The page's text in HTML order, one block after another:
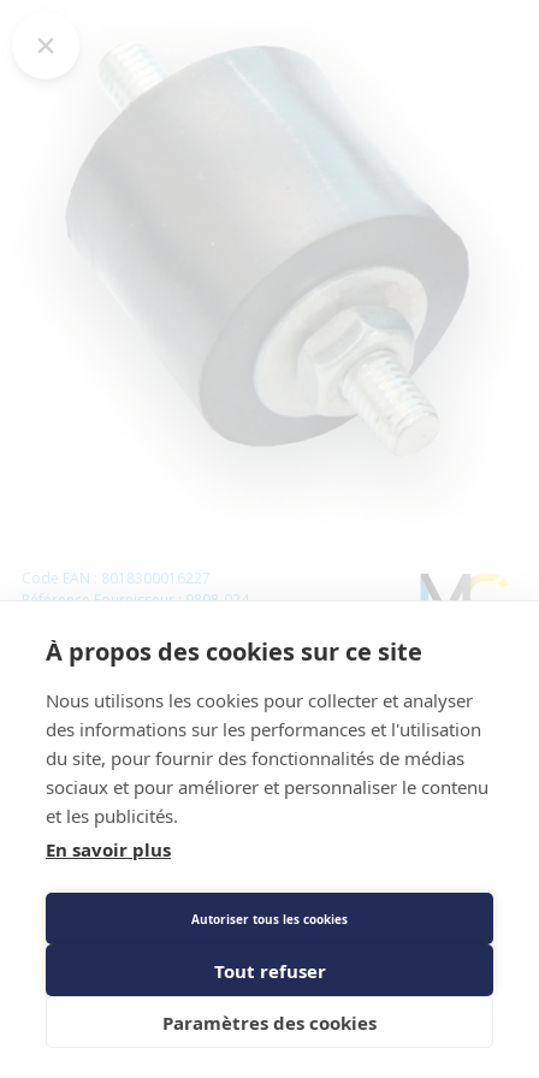
Code EAN : 8018300016227
Référence Fournisseur : 9898-024
Plot antivibration lot de 4P 150Kg sur tige
filetée M8 - Aspen Pumps
Prix public
Plus 0,06 € d'éco-part. DEEE
Caractéristiques techniques
Ajouter au panier
À propos des cookies sur ce site
Nous utilisons les cookies pour collecter et analyser
des informations sur les performances et l'utilisation
du site, pour fournir des fonctionnalités de médias
sociaux et pour améliorer et personnaliser le contenu
et les publicités.
En savoir plus
Autoriser tous les cookies
Tout refuser
Paramètres des cookies